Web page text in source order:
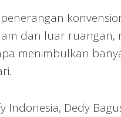
dan luar
menimbulkan
Indonesia, Dedy